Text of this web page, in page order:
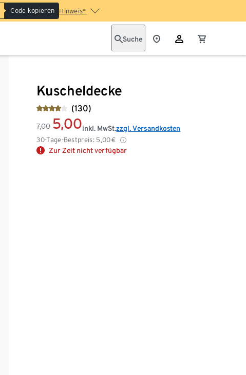
Code kopieren Hinweis*
Suche
Kuscheldecke
(130)
7,00 5,00
30-Tage-Bestpreis: 5,00€
inkl. MwSt.zzgl. Versandkosten
Zur Zeit nicht verfügbar